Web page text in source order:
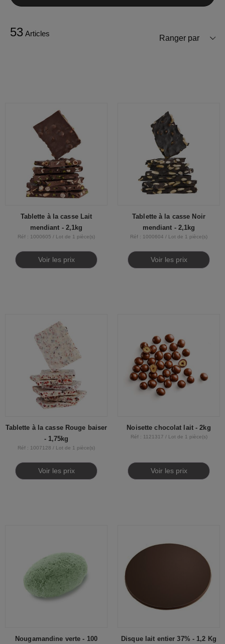
53 Articles
Ranger par
Tablette à la casse Lait
mendiant - 2,1kg
Réf : 1000605 / Lot de 1 pièce(s)
Voir les prix
Tablette à la casse Noir
mendiant - 2,1kg
Réf : 1000604 / Lot de 1 pièce(s)
Voir les prix
Tablette à la casse Rouge baiser
- 1,75kg
Réf : 1007128 / Lot de 1 pièce(s)
Voir les prix
Noisette chocolat lait - 2kg
Réf : 1121317 / Lot de 1 pièce(s)
Voir les prix
Nougamandine verte - 100
Disque lait entier 37% - 1,2 Kg